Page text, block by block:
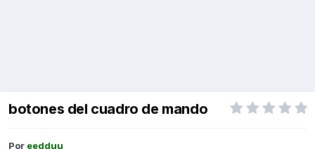
botones del cuadro de mando
Por eedduu